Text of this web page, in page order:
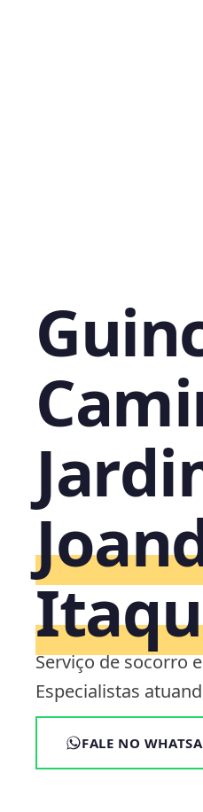
Serviço de socorro
Especialistas
FALE NO